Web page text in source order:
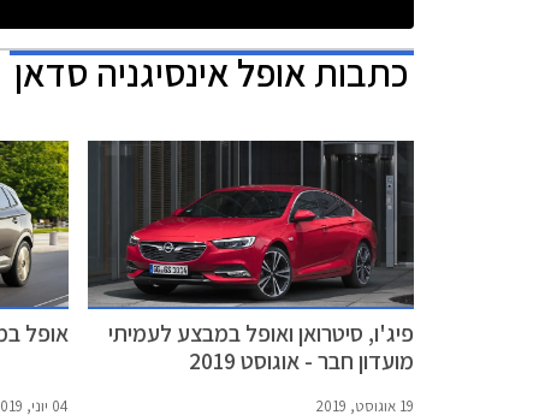
כתבותאופל אינסיגניה סדאן
פיג'ו, סיטרואן ואופל במבצע לעמיתי
מועדון חבר - אוגוסט 2019
19 אוגוסט, 2019
אופל
04 יוני, 2019